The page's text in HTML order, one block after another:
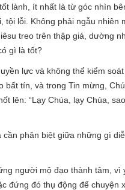
lành, ít nhất là từ góc nhìn
lỗi. Không phải ngẫu nhiên
treo trên thập giá, dường
gì là tốt?
lực và không thể kiểm
tín, và trong Tin mừng,
lên: “Lạy Chúa, lạy Chúa,
phân biệt giữa những gì
người mộ đạo thành tâm,
đứng đó thụ động để chuyện